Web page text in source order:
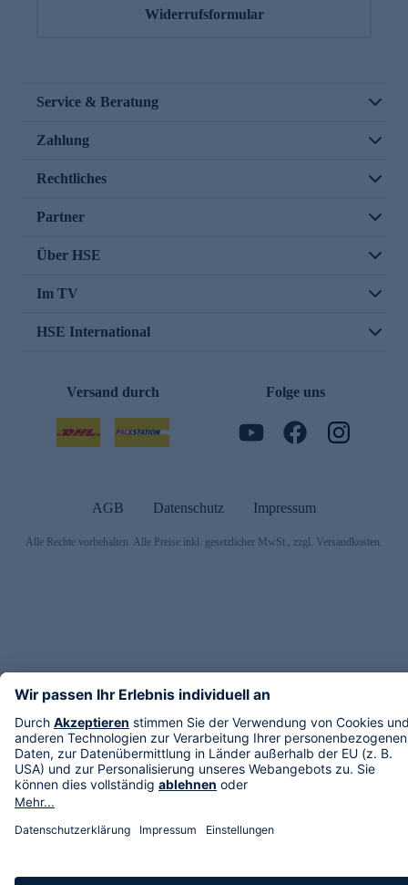
Widerrufsformular
Service & Beratung
Zahlung
Rechtliches
Partner
Über HSE
Im TV
HSE International
Versand durch Folge uns
AGB Datenschutz Impressum
Alle Rechte vorbehalten. Alle Preise inkl. gesetzlicher MwSt., zzgl. Versandkosten.